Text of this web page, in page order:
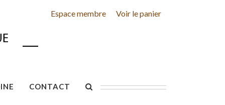
Espace membre Voir le panier
CONTACT